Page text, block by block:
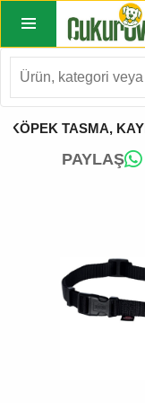
KÖPEK TASMA,
PAYLAŞ